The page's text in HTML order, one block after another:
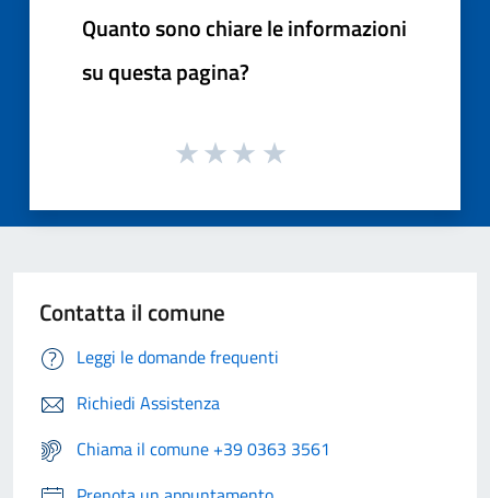
Quanto sono chiare le informazioni
su questa pagina?
Contatta il comune
Leggi le domande frequenti
Richiedi Assistenza
Chiama il comune +39 0363 3561